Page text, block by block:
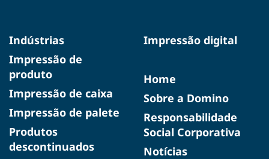
Indústrias
Impressão de
produto
Impressão de caixa
Impressão de palete
Produtos
descontinuados
Impressão digital
Home
Sobre a Domino
Responsabilidade
Social Corporativa
Notícias